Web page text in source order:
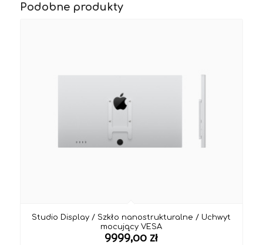
Podobne produkty
Studio Display / Szkło nanostrukturalne / Uchwyt
mocujący VESA
9999,00 zł